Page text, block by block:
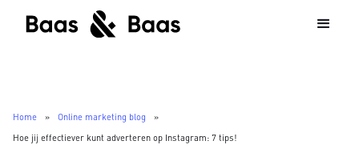
Home » Online marketing blog
»
Hoe jij effectiever kunt adverteren op Instagram: 7 tips!